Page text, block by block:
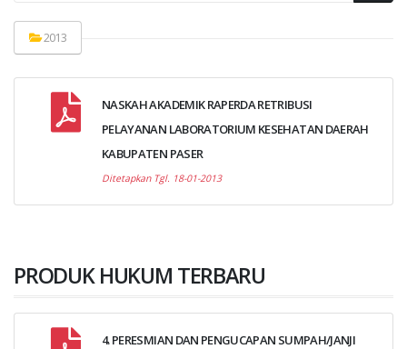
2013
NASKAH AKADEMIK RAPERDA RETRIBUSI
PELAYANAN LABORATORIUM KESEHATAN DAERAH
KABUPATEN PASER
Ditetapkan Tgl. 18-01-2013
PRODUK HUKUM TERBARU
4. PERESMIAN DAN PENGUCAPAN SUMPAH/JANJI